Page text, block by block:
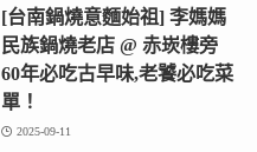
[台南鍋燒意麵始祖] 李媽媽
民族鍋燒老店 @ 赤崁樓旁
60年必吃古早味,老饕必吃菜
單！
2025-09-11